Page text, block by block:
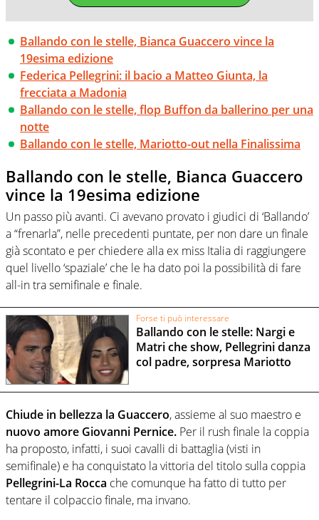
Ballando con le stelle, Bianca Guaccero vince la
19esima edizione
Federica Pellegrini: il bacio a Matteo Giunta, la
frecciata a Madonia
Ballando con le stelle, flop Buffon da ballerino per una
notte
Ballando con le stelle, Mariotto-out nella Finalissima
Ballando con le stelle, Bianca Guaccero
vince la 19esima edizione
Un passo più avanti. Ci avevano provato i giudici di ‘Ballando’
a “frenarla”, nelle precedenti puntate, per non dare un finale
già scontato e per chiedere alla ex miss Italia di raggiungere
quel livello ‘spaziale’ che le ha dato poi la possibilità di fare
all-in tra semifinale e finale.
Forse ti può interessare
Ballando con le stelle: Nargi e
Matri che show, Pellegrini danza
col padre, sorpresa Mariotto
Chiude in bellezza la Guaccero, assieme al suo maestro e
nuovo amore Giovanni Pernice. Per il rush finale la coppia
ha proposto, infatti, i suoi cavalli di battaglia (visti in
semifinale) e ha conquistato la vittoria del titolo sulla coppia
Pellegrini-La Rocca che comunque ha fatto di tutto per
tentare il colpaccio finale, ma invano.